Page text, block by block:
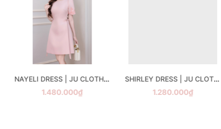
SHIRLEY DRESS | JU CLOTHING
1.280.000₫
SULIE TOP | JU CLOTHING
1.230.000₫